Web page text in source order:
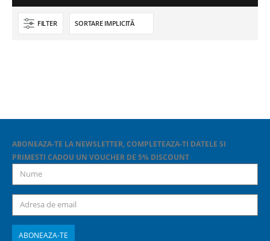
FILTER
ABONEAZA-TE LA NEWSLETTER, COMPLETEAZA-TI DATELE SI
PRIMESTI CADOU UN VOUCHER DE 5% DISCOUNT